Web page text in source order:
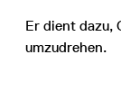
Er dient dazu,
umzudrehen.